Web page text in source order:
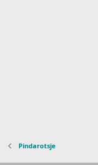
Pindarotsje